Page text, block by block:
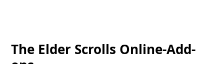
The Elder Scrolls Online-Add-